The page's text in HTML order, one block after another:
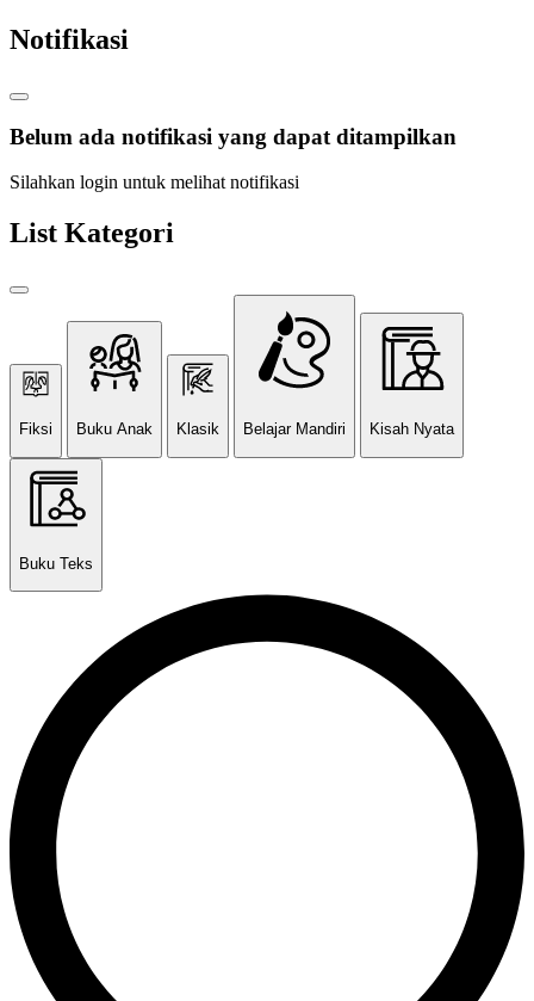
Notifikasi
Belum ada notifikasi yang dapat ditampilkan
Silahkan login untuk melihat notifikasi
List Kategori
Fiksi Buku Anak Klasik Belajar Mandiri Kisah Nyata
Buku Teks